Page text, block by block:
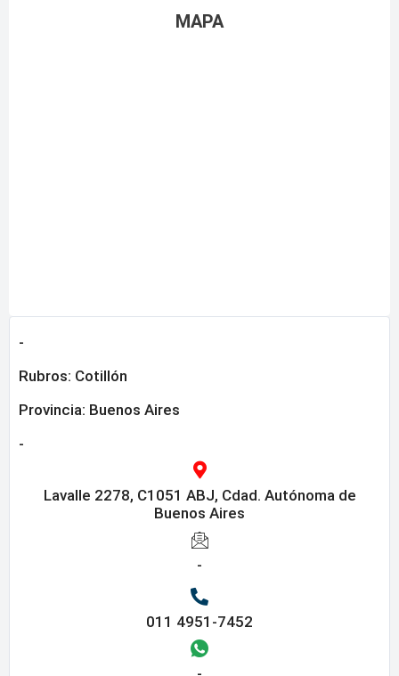
MAPA
-
Rubros: Cotillón
Provincia: Buenos Aires
-
Lavalle 2278, C1051 ABJ, Cdad. Autónoma de
Buenos Aires
-
011 4951-7452